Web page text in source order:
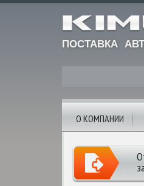
ПОСТАВКА
О КОМПАНИИ